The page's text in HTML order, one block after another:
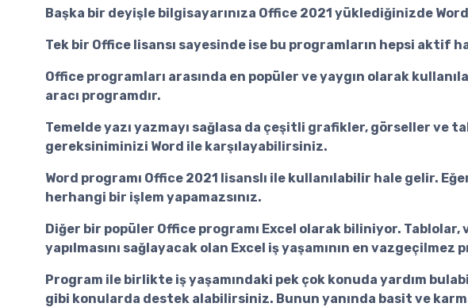
Başka bir deyişle bilgisayarınıza Office 2021 yüklediğinizde
Tek bir Office lisansı sayesinde ise bu programların hepsi aktif
Office programları arasında en popüler ve yaygın olarak
aracı programdır.
Temelde yazı yazmayı sağlasa da çeşitli grafikler, görseller ve
gereksiniminizi Word ile karşılayabilirsiniz.
Word programı Office 2021 lisanslı ile kullanılabilir hale gelir.
herhangi bir işlem yapamazsınız.
Diğer bir popüler Office programı Excel olarak biliniyor.
yapılmasını sağlayacak olan Excel iş yaşamının en
Program ile birlikte iş yaşamındaki pek çok konuda yardım
gibi konularda destek alabilirsiniz. Bunun yanında basit ve